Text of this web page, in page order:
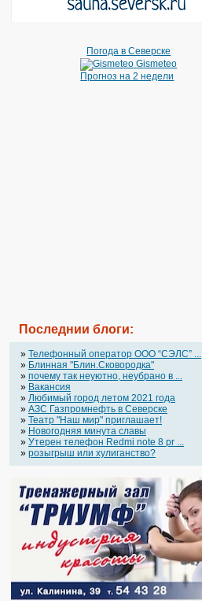
Погода в Северске
Gismeteo
Прогноз на 2 недели
Последнии блоги:
» Телефонный оператор OOO “СЭЛС” ...
» Блинная "Блин.Сковородка"
» почему так неуютно, неубрано в ...
» Вакансия
» Любимый город летом 2021 года
» АЗС Газпромнефть в Северске
» Театр "Наш мир" приглашает!
» Новогодняя минута славы
» Утерен телефон Redmi note 8 pr ...
» розыгрыш или хулиганство?